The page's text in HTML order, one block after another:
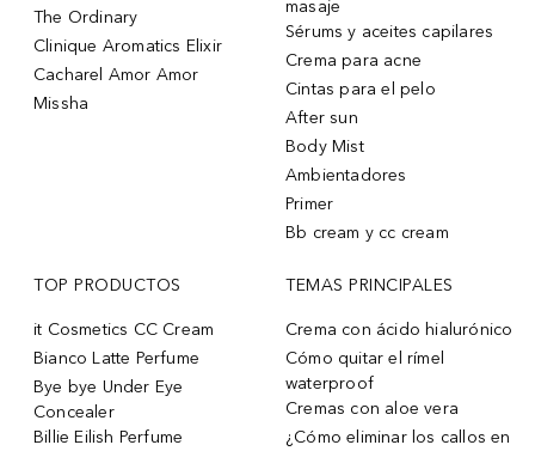
The Ordinary
Clinique Aromatics Elixir
Cacharel Amor Amor
Missha
masaje
Sérums y aceites capilares
Crema para acne
Cintas para el pelo
After sun
Body Mist
Ambientadores
Primer
Bb cream y cc cream
TOP PRODUCTOS
it Cosmetics CC Cream
Bianco Latte Perfume
Bye bye Under Eye
Concealer
Billie Eilish Perfume
TEMAS PRINCIPALES
Crema con ácido hialurónico
Cómo quitar el rímel
waterproof
Cremas con aloe vera
¿Cómo eliminar los callos en